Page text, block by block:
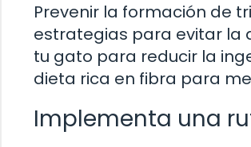
Prevenir la formación de
estrategias para evitar la
tu gato para reducir la
dieta rica en fibra para
Implementa una